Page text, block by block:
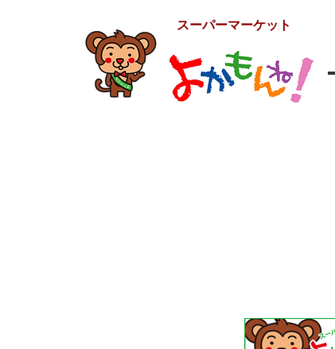
スーパーマーケット